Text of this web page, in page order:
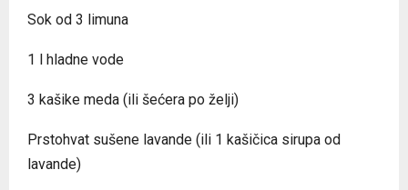
Sok od 3 limuna
1 l hladne vode
3 kašike meda (ili šećera po želji)
Prstohvat sušene lavande (ili 1 kašičica sirupa od
lavande)